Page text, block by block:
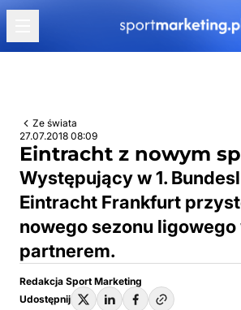
Przejdź do treści
Ze świata
27.07.2018 08:09
Eintracht z nowym
Występujący w 1.
Eintracht Frankfurt
nowego sezonu
partnerem.
Redakcja Sport Marketing
Udostępnij